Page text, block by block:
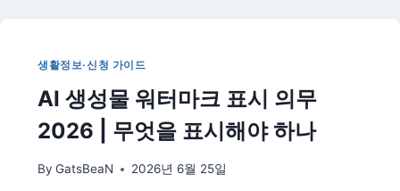
대
자
확
인
법
생활정보·신청 가이드
AI 생성물 워터마크 표시 의무
2026 | 무엇을 표시해야 하나
By GatsBeaN 2026년 6월 25일